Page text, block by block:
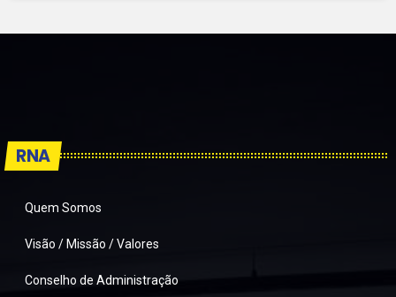
RNA
Quem Somos
Visão / Missão / Valores
Conselho de Administração